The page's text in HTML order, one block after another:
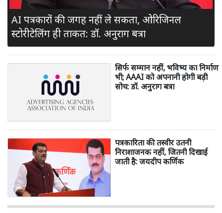
AI पत्रकारों की जगह नहीं ले सकता, ओरिजिनल
स्टोरीटेलिंग ही ताकत: डॉ. अनुराग बत्रा
सिर्फ सम्मान नहीं, भविष्य का निर्माण
भी; AAAI को अपनानी होगी बड़ी
सोच: डॉ. अनुराग बत्रा
पत्रकारिता की तस्वीर उतनी
निराशाजनक नहीं, जितनी दिखाई
जाती है: जयदीप कर्णिक